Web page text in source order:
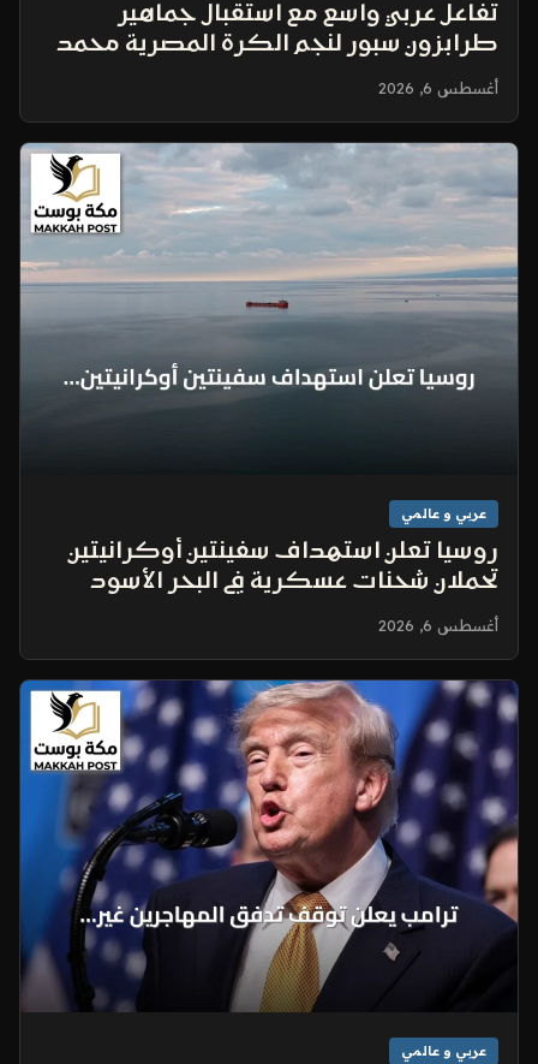
تفاعل عربي واسع مع استقبال جماهير
طرابزون سبور لنجم الكرة المصرية محمد
صلاح
أغسطس 6, 2026
عربي و عالمي
روسيا تعلن استهداف سفينتين أوكرانيتين
تحملان شحنات عسكرية في البحر الأسود
أغسطس 6, 2026
عربي و عالمي